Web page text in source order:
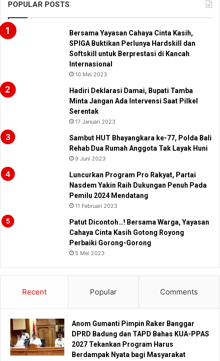
POPULAR POSTS
Bersama Yayasan Cahaya Cinta Kasih,
SPIGA Buktikan Perlunya Hardskill dan
Softskill untuk Berprestasi di Kancah
Internasional
10 Mei 2023
Hadiri Deklarasi Damai, Bupati Tamba
Minta Jangan Ada Intervensi Saat Pilkel
Serentak
17 Januari 2023
Sambut HUT Bhayangkara ke-77, Polda Bali
Rehab Dua Rumah Anggota Tak Layak Huni
9 Juni 2023
Luncurkan Program Pro Rakyat, Partai
Nasdem Yakin Raih Dukungan Penuh Pada
Pemilu 2024 Mendatang
11 Februari 2023
Patut Dicontoh…! Bersama Warga, Yayasan
Cahaya Cinta Kasih Gotong Royong
Perbaiki Gorong-Gorong
5 Mei 2023
Recent Popular Comments
Anom Gumanti Pimpin Raker Banggar
DPRD Badung dan TAPD Bahas KUA-PPAS
2027 Tekankan Program Harus
Berdampak Nyata bagi Masyarakat